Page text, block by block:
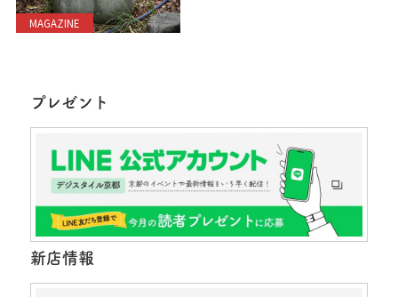
MAGAZINE
プレゼント
新店情報